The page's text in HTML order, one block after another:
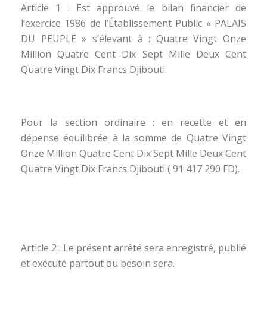
Article 1 : Est approuvé le bilan financier de
l’exercice 1986 de l’Établissement Public « PALAIS
DU PEUPLE » s’élevant à : Quatre Vingt Onze
Million Quatre Cent Dix Sept Mille Deux Cent
Quatre Vingt Dix Francs Djibouti.
Pour la section ordinaire : en recette et en
dépense équilibrée à la somme de Quatre Vingt
Onze Million Quatre Cent Dix Sept Mille Deux Cent
Quatre Vingt Dix Francs Djibouti ( 91 417 290 FD).
Article 2 : Le présent arrêté sera enregistré, publié
et exécuté partout ou besoin sera.